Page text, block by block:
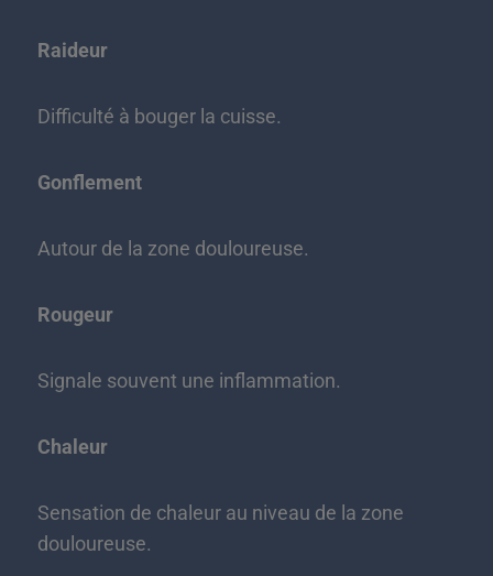
Raideur
Difficulté à bouger la cuisse.
Gonflement
Autour de la zone douloureuse.
Rougeur
Signale souvent une inflammation.
Chaleur
Sensation de chaleur au niveau de la zone
douloureuse.